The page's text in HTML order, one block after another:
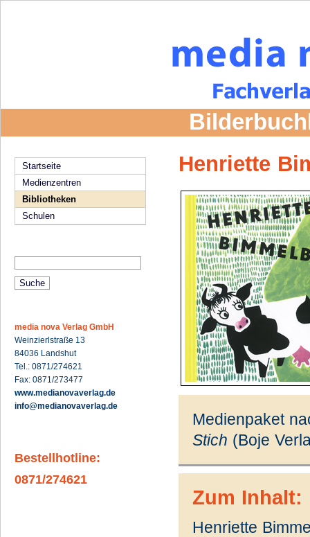
Startseite
Medienzentren
Bibliotheken
Schulen
media nova Verlag GmbH
Weinzierlstraße 13
84036 Landshut
Tel.: 0871/274621
Fax: 0871/273477
www.medianovaverlag.de
info@medianovaverlag.de
Bestellhotline:
0871/274621
Henriette
Medienpaket
Stich (Boje
Zum Inhalt:
Henriette